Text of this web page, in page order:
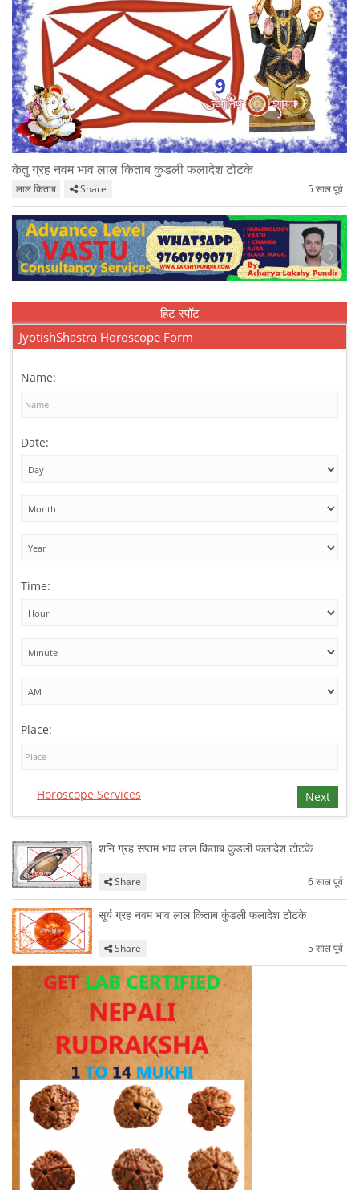
केतु ग्रह नवम भाव लाल किताब कुंडली फलादेश टोटके
लाल किताब Share 5 साल पूर्व
‹ ›
हिट स्पॉट
JyotishShastra Horoscope Form
Name:
Date:
Time:
Place:
Horoscope Services Next
शनि ग्रह सप्तम भाव लाल किताब कुंडली फलादेश टोटके
Share 6 साल पूर्व
सूर्य ग्रह नवम भाव लाल किताब कुंडली फलादेश टोटके
Share 5 साल पूर्व